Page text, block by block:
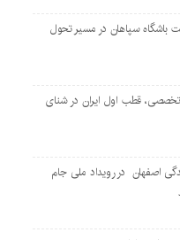
باشگاه سپاهان در مسیر تحول
با ۱۰۳ مرکز تخصصی، قطب اول ایران در شنای
اصفهان در رویداد ملی جام